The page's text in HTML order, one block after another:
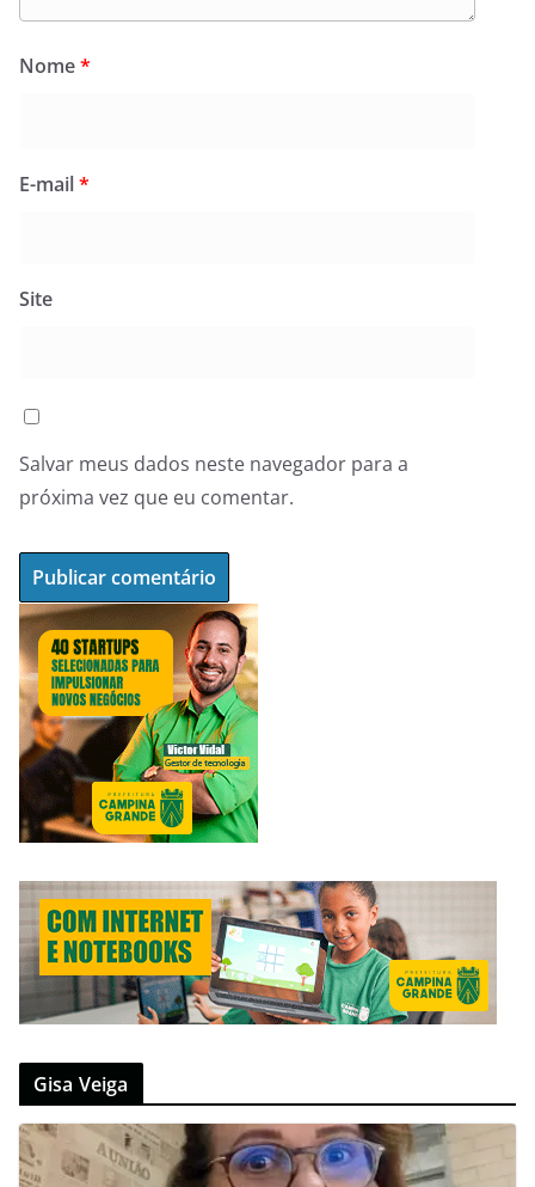
Nome*
E-mail*
Site
Salvar meus dados neste navegador para a
próxima vez que eu comentar.
Gisa Veiga